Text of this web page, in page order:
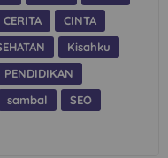
CERITA
CINTA
Kisahku
PENDIDIKAN
sambal
SEO